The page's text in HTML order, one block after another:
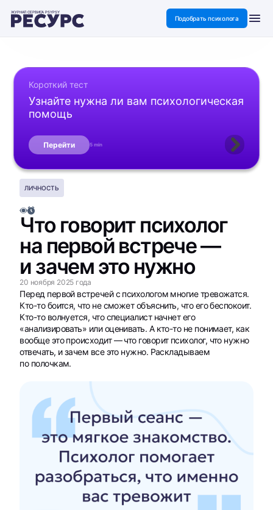
ЖУРНАЛ СЕРВИСА PSYPSY
Подобрать психолога
Короткий тест
Узнайте нужна ли вам психологическая
помощь
Перейти 5 min
ЛИЧНОСТЬ
Что говорит психолог
на первой встрече —
и зачем это нужно
20 ноября 2025 года
Перед первой встречей с психологом многие тревожатся.
Кто-то боится, что не сможет объяснить, что его беспокоит.
Кто-то волнуется, что специалист начнет его
«анализировать» или оценивать. А кто-то не понимает, как
вообще это происходит — что говорит психолог, что нужно
отвечать, и зачем все это нужно. Раскладываем
по полочкам.